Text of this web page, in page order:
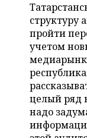
КОМУ
ТОРГОВЫЕ
ТАТАРСТАНА
БЮДЖЕТ
ИНВЕСТИЦИИ
АГРОПРОМ
НЕФТЕХИМИЯ
НЕФТЬ
ОПК
НОВОСТИ
БИЗНЕС
НОВОСТИ
РОЗНИЧНАЯ
ТРАНСПОРТ
ТЕХНОЛОГИИ
НОВОСТИ
МЕРОПРИЯТИЯ
НОВОСТИ
СПОРТ
структуру
пройти
учетом
целый ряд
надо